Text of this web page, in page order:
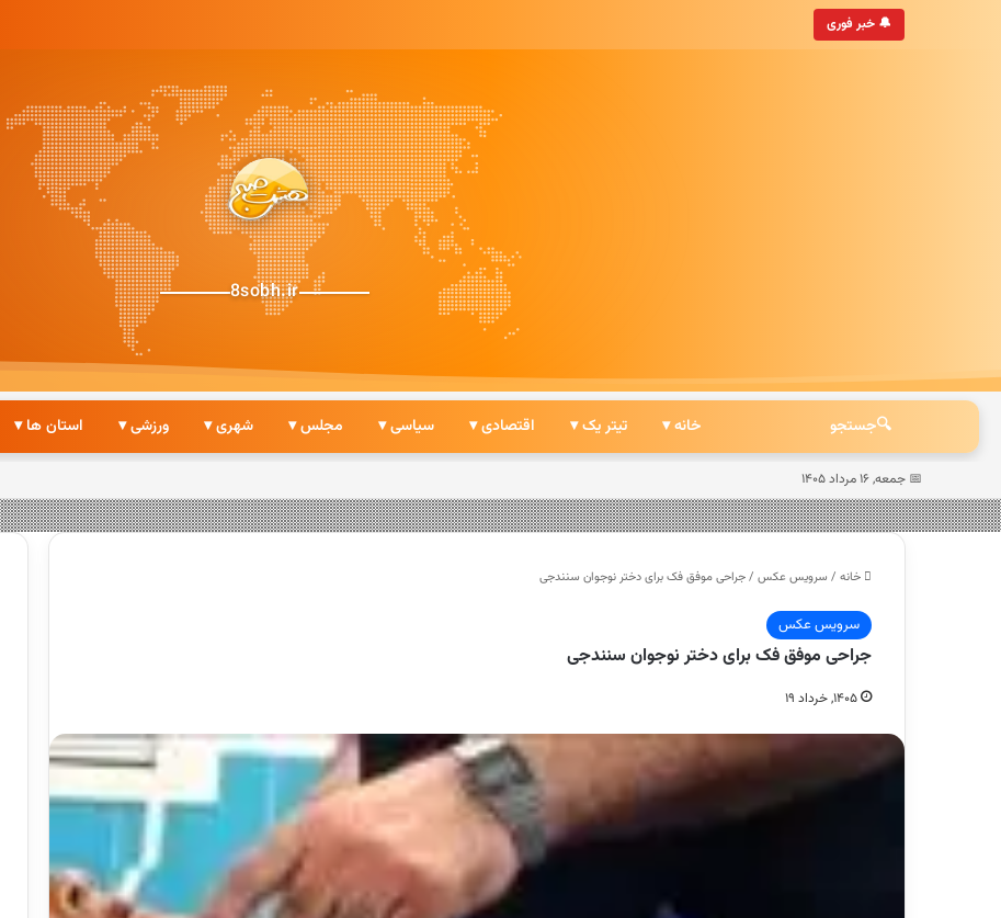
🔔 خبر فوری• به‌روزترین خبرگزاری ایرانی
8sobh.ir
🔍جستجو خانه ▾ تیتر یک ▾ اقتصادی ▾ سیاسی ▾ مجلس ▾ شهری ▾ ورزشی ▾ استان ها ▾
📅 جمعه, ۱۶ مرداد ۱۴۰۵
خانه / سرویس عکس /جراحی موفق فک برای دختر نوجوان سنندجی
سرویس عکس
جراحی موفق فک برای دختر نوجوان سنندجی
۱۴۰۵, خرداد ۱۹